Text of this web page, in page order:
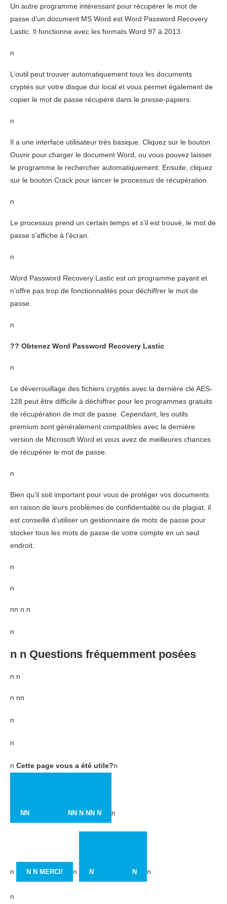
Un autre programme intéressant pour récupérer le mot de
passe d’un document MS Word est Word Password Recovery
Lastic. Il fonctionne avec les formats Word 97 à 2013.
n
L’outil peut trouver automatiquement tous les documents
cryptés sur votre disque dur local et vous permet également de
copier le mot de passe récupéré dans le presse-papiers.
n
Il a une interface utilisateur très basique. Cliquez sur le bouton
Ouvrir pour charger le document Word, ou vous pouvez laisser
le programme le rechercher automatiquement. Ensuite, cliquez
sur le bouton Crack pour lancer le processus de récupération.
n
Le processus prend un certain temps et s’il est trouvé, le mot de
passe s’affiche à l’écran.
n
Word Password Recovery Lastic est un programme payant et
n’offre pas trop de fonctionnalités pour déchiffrer le mot de
passe.
n
?? Obtenez Word Password Recovery Lastic
n
Le déverrouillage des fichiers cryptés avec la dernière clé AES-
128 peut être difficile à déchiffrer pour les programmes gratuits
de récupération de mot de passe. Cependant, les outils
premium sont généralement compatibles avec la dernière
version de Microsoft Word et vous avez de meilleures chances
de récupérer le mot de passe.
n
Bien qu’il soit important pour vous de protéger vos documents
en raison de leurs problèmes de confidentialité ou de plagiat, il
est conseillé d’utiliser un gestionnaire de mots de passe pour
stocker tous les mots de passe de votre compte en un seul
endroit.
n
n
nn n n
n
n n Questions fréquemment posées
n n
n nn
n
n
n Cette page vous a été utile?n
NN NN N NN N n
n N N MERCI! n N N n
n